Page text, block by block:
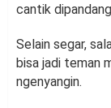
cantik
Selain segar,
bisa jadi teman
ngenyangin.